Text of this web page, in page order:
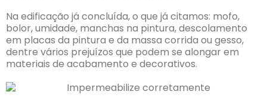
Na edificação já concluída, o que já citamos: mofo,
bolor, umidade, manchas na pintura, descolamento
em placas da pintura e da massa corrida ou gesso,
dentre vários prejuízos que podem se alongar em
materiais de acabamento e decorativos.